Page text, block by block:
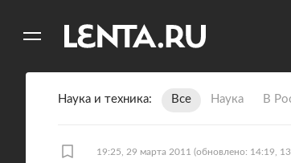
Наука и техника Все Наука В
19:25, 29 марта 2011 (обновлено: 14:19,